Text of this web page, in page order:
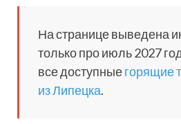
На странице выведена
только про июль 2027
все доступныегорящие
из Липецка.